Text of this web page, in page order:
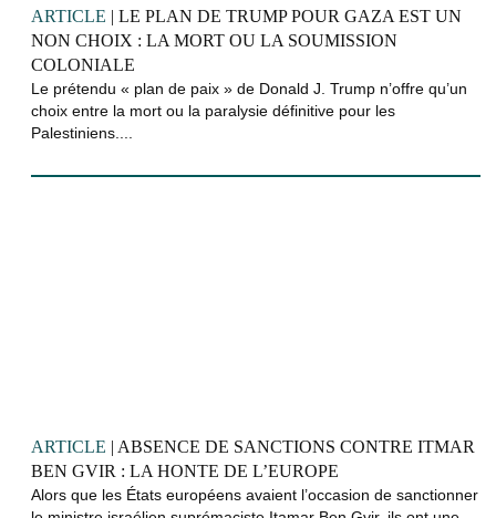
ARTICLE | LE PLAN DE TRUMP POUR GAZA EST UN
NON CHOIX : LA MORT OU LA SOUMISSION
COLONIALE
Le prétendu « plan de paix » de Donald J. Trump n’offre qu’un
choix entre la mort ou la paralysie définitive pour les
Palestiniens....
ARTICLE | ABSENCE DE SANCTIONS CONTRE ITMAR
BEN GVIR : LA HONTE DE L’EUROPE
Alors que les États européens avaient l’occasion de sanctionner